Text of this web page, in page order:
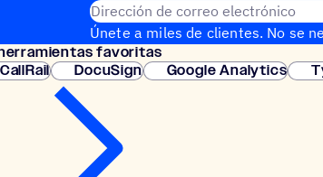
Dirección de correo electrónico
Únete a miles de clientes. No se
instantánea.
favoritas
CallRail DocuSign Google Analytics